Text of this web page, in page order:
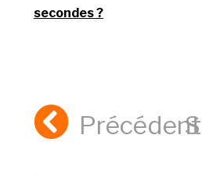
secondes ?
Précédent